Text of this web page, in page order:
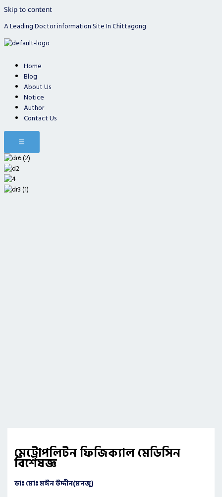
Skip to content
A Leading Doctor information Site In Chittagong
Home
Blog
About Us
Notice
Author
Contact Us
Hamburger Toggle Menu
মেট্রোপলিটন ফিজিক্যাল মেডিসিন
বিশেষজ্ঞ
ডাঃ মোঃ মঈন উদ্দীন(মনজু)